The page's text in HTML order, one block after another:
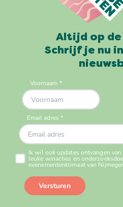
Altijd op
Schrijf je nu